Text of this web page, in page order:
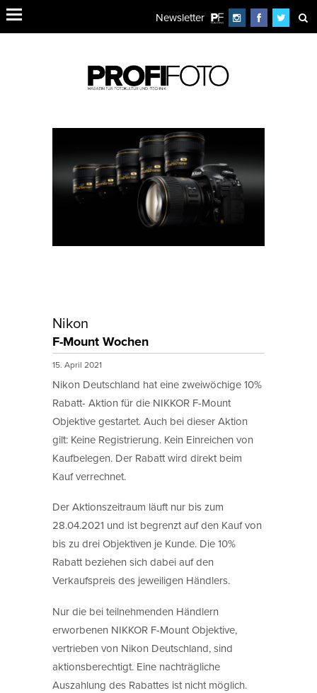
Newsletter
Nikon
F-Mount Wochen
15. April 2021
Nikon Deutschland hat eine zweiwöchige 10%
Rabatt- Aktion für die NIKKOR F-Mount
Objektive gestartet. Auch bei dieser Aktion
gilt: Keine Registrierung. Kein Einreichen von
Kaufbelegen. Der Rabatt wird direkt beim
Kauf verrechnet.
Der Aktionszeitraum läuft nur bis zum
28.04.2021 und ist begrenzt auf den Kauf von
bis zu drei Objektiven je Kunde. Die 10%
Rabatt beziehen sich dabei auf den
Verkaufspreis des jeweiligen Händlers.
Nur die bei teilnehmenden Händlern
erworbenen NIKKOR F-Mount Objektive,
vertrieben von Nikon Deutschland, sind
aktionsberechtigt. Eine nachträgliche
Auszahlung des Rabattes ist nicht möglich.